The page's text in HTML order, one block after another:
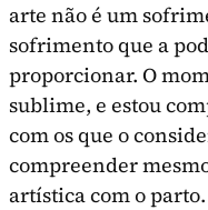
arte não é um
sofrimento que a
proporcionar. O
sublime, e estou
com os que o
compreender
artística com o